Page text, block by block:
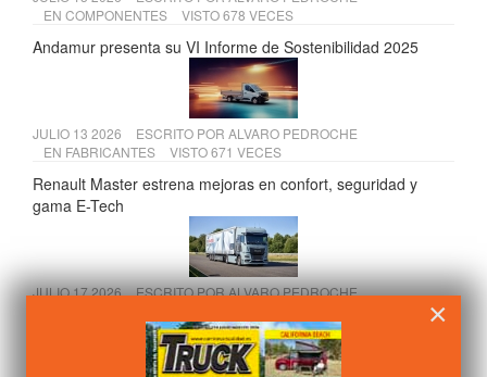
EN COMPONENTES VISTO 678 VECES
Andamur presenta su VI Informe de Sostenibilidad 2025
JULIO 13 2026 ESCRITO POR ALVARO PEDROCHE
EN FABRICANTES VISTO 671 VECES
Renault Master estrena mejoras en confort, seguridad y
gama E-Tech
JULIO 17 2026 ESCRITO PORALVARO PEDROCHE
MAN Truck & Bus en la IAA 2026: eTGM, D30 PowerLion y
nuevas tecnologías
×